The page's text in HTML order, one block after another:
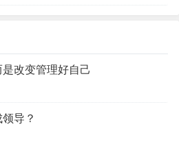
改变管理好自己
导？